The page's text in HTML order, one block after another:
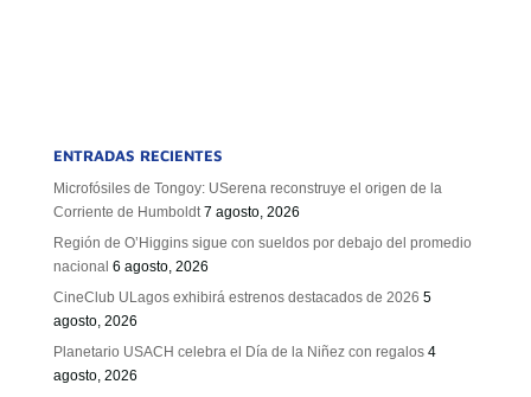
ENTRADAS RECIENTES
Microfósiles de Tongoy: USerena reconstruye el origen de la
Corriente de Humboldt 7 agosto, 2026
Región de O’Higgins sigue con sueldos por debajo del promedio
nacional 6 agosto, 2026
CineClub ULagos exhibirá estrenos destacados de 2026 5
agosto, 2026
Planetario USACH celebra el Día de la Niñez con regalos 4
agosto, 2026